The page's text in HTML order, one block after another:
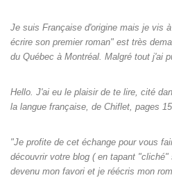
Je suis Française d'origine mais je vis
écrire son premier roman" est très
du Québec à Montréal. Malgré tout j'ai
Hello. J'ai eu le plaisir de te lire, cité
la langue française, de Chiflet, pages
"Je profite de cet échange pour vous
découvrir votre blog ( en tapant
devenu mon favori et je réécris mon